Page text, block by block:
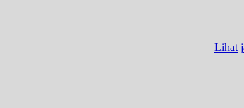
Lihat